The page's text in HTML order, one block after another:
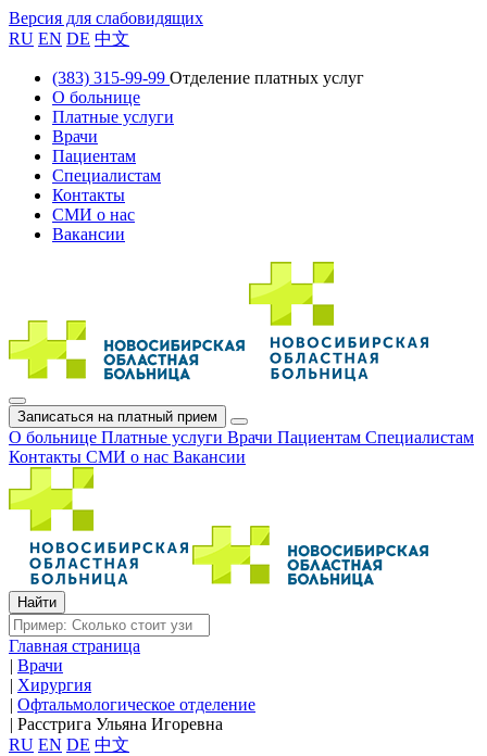
Версия для слабовидящих
RU EN DE 中文
(383) 315-99-99 Отделение платных услуг
О больнице
Платные услуги
Врачи
Пациентам
Специалистам
Контакты
СМИ о нас
Вакансии
Записаться на платный прием
О больнице Платные услуги Врачи Пациентам Специалистам
Контакты СМИ о нас Вакансии
Главная страница
| Врачи
| Хирургия
| Офтальмологическое отделение
| Расстрига Ульяна Игоревна
RU EN DE 中文